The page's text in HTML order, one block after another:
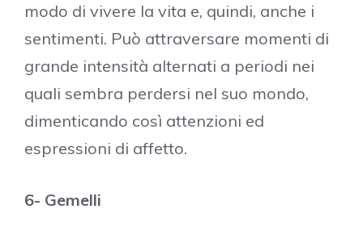
modo di vivere la vita e, quindi, anche i
sentimenti. Può attraversare momenti di
grande intensità alternati a periodi nei
quali sembra perdersi nel suo mondo,
dimenticando così attenzioni ed
espressioni di affetto.
6- Gemelli